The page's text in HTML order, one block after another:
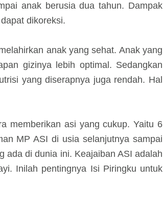
anak berusia dua tahun. Dampak
dikoreksi.
anak yang sehat. Anak yang
gizinya lebih optimal. Sedangkan
yang diserapnya juga rendah. Hal
memberikan asi yang cukup. Yaitu 6
MP ASI di usia selanjutnya sampai
ada di dunia ini. Keajaiban ASI adalah
Inilah pentingnya Isi Piringku untuk